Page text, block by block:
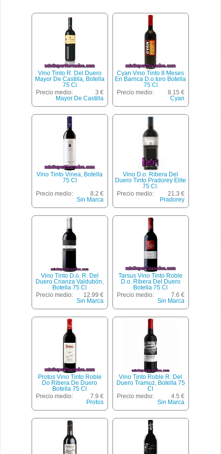
Vino Tinto R. Del Duero
Mayor De Castilla, Botella
75 Cl
Precio medio:
3 €
Mayor De Castilla
Cyan Vino Tinto 8 Meses
En Barrica D.o.toro Botella
75 Cl
Precio medio:
8.15 €
Cyan
Vino Tinto Vinea, Botella
75 Cl
Precio medio:
8.2 €
Sin Marca
Vino D.o. Ribera Del
Duero Tinto Pradorey Elite
75 Cl.
Precio medio:
21.3 €
Pradorey
Vino Tinto D.o. R. Del
Duero Crianza Valdubón,
Botella 75 Cl
Precio medio:
12.99 €
Sin Marca
Tarsus Vino Tinto Roble
D.o. Ribera Del Duero
Botella 75 Cl
Precio medio:
7.6 €
Sin Marca
Protos Vino Tinto Roble
Do Ribera De Duero
Botella 75 Cl
Precio medio:
7.9 €
Protos
Vino Tinto Roble R. Del
Duero Tramuz, Botella 75
Cl
Precio medio:
4.5 €
Sin Marca